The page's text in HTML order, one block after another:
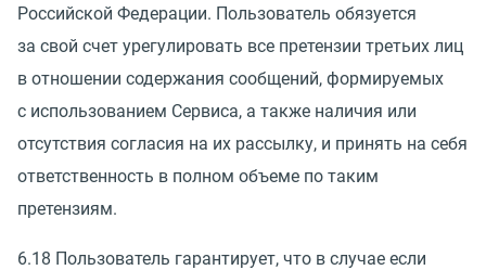
Российской Федерации. Пользователь обязуется
за свой счет урегулировать все претензии третьих лиц
в отношении содержания сообщений, формируемых
с использованием Сервиса, а также наличия или
отсутствия согласия на их рассылку, и принять на себя
ответственность в полном объеме по таким
претензиям.
6.18 Пользователь гарантирует, что в случае если